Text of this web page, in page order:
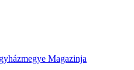
Magazinja